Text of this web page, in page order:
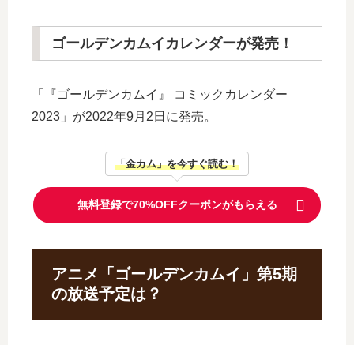
ゴールデンカムイカレンダーが発売！
「『ゴールデンカムイ』 コミックカレンダー
2023」が2022年9月2日に発売。
「金カム」を今すぐ読む！
無料登録で70%OFFクーポンがもらえる
アニメ「ゴールデンカムイ」第5期
の放送予定は？